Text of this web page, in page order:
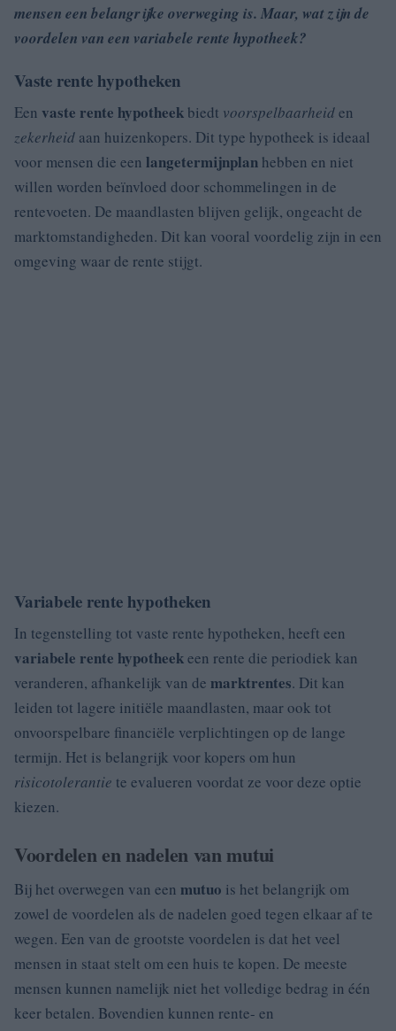
mensen een belangrijke overweging is. Maar, wat zijn de
voordelen van een variabele rente hypotheek?
Vaste rente hypotheken
Een vaste rente hypotheek biedt voorspelbaarheiden
zekerheid aan huizenkopers. Dit type hypotheek is ideaal
voor mensen die een langetermijnplan hebben en niet
willen worden beïnvloed door schommelingen in de
rentevoeten. De maandlasten blijven gelijk, ongeacht de
marktomstandigheden. Dit kan vooral voordelig zijn in een
omgeving waar de rente stijgt.
Variabele rente hypotheken
In tegenstelling tot vaste rente hypotheken, heeft een
variabele rente hypotheekeen rente die periodiek kan
veranderen, afhankelijk van de marktrentes. Dit kan
leiden tot lagere initiële maandlasten, maar ook tot
onvoorspelbare financiële verplichtingen op de lange
termijn. Het is belangrijk voor kopers om hun
risicotolerantie te evalueren voordat ze voor deze optie
kiezen.
Voordelen en nadelen van mutui
Bij het overwegen van een mutuo is het belangrijk om
zowel de voordelen als de nadelen goed tegen elkaar af te
wegen. Een van de grootste voordelen is dat het veel
mensen in staat stelt om een huis te kopen. De meeste
mensen kunnen namelijk niet het volledige bedrag in één
keer betalen. Bovendien kunnen rente- en